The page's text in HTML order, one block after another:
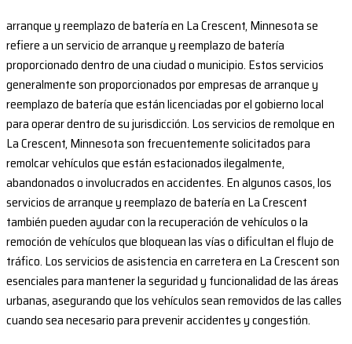
arranque y reemplazo de batería en La Crescent, Minnesota se
refiere a un servicio de arranque y reemplazo de batería
proporcionado dentro de una ciudad o municipio. Estos servicios
generalmente son proporcionados por empresas de arranque y
reemplazo de batería que están licenciadas por el gobierno local
para operar dentro de su jurisdicción. Los servicios de remolque en
La Crescent, Minnesota son frecuentemente solicitados para
remolcar vehículos que están estacionados ilegalmente,
abandonados o involucrados en accidentes. En algunos casos, los
servicios de arranque y reemplazo de batería en La Crescent
también pueden ayudar con la recuperación de vehículos o la
remoción de vehículos que bloquean las vías o dificultan el flujo de
tráfico. Los servicios de asistencia en carretera en La Crescent son
esenciales para mantener la seguridad y funcionalidad de las áreas
urbanas, asegurando que los vehículos sean removidos de las calles
cuando sea necesario para prevenir accidentes y congestión.